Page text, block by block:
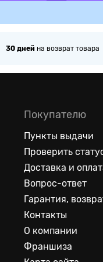
30 дней на возврат товара
Покупателю
Пункты выдачи
Проверить
Доставка и
Вопрос-ответ
Гарантия,
Контакты
О компании
Франшиза